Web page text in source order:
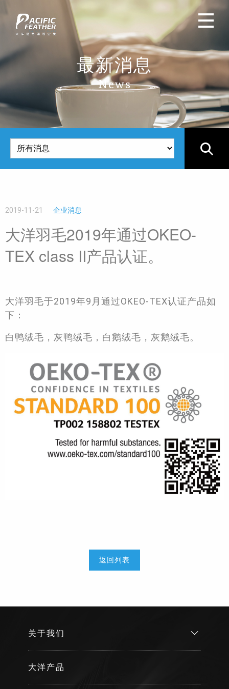
最新消息
News
2019-11-21 企业消息
大洋羽毛2019年通过OKEO-
TEX class II产品认证。
大洋羽毛于2019年9月通过OKEO-TEX认证产品如
下：
白鸭绒毛，灰鸭绒毛，白鹅绒毛，灰鹅绒毛。
返回列表
关于我们
大洋产品